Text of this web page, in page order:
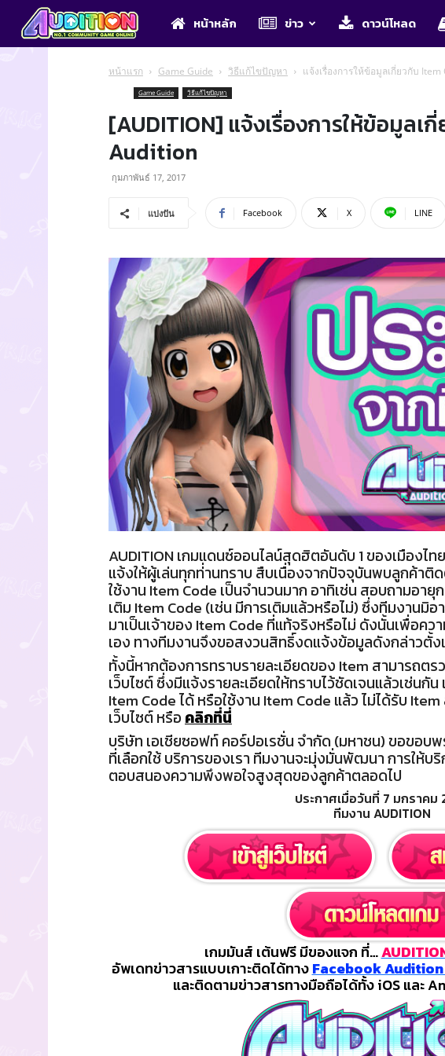
Auditionหน้าหลัก ข่าว ดาวน์โหลด
หน้าแรก Game Guide วิธีแก้ไขปัญหา แจ้งเรื่องการให้ข้อมูลเกี่ยวกับ Item
Game Guide วิธีแก้ไขปัญหา
[AUDITION] แจ้งเรื่องการให้ข้อมูลเ
Audition
กุมภาพันธ์ 17, 2017
แบ่งปัน Facebook X LINE
AUDITION เกมแดนซ์ออนไลน์สุดฮิตอันดับ 1 ของเมืองไท
แจ้งให้ผู้เล่นทุกท่่านทราบ สืบเนื่องจากปัจจุบันพบลูกค้าติ
ใช้งาน Item Code เป็นจำนวนมาก อาทิเช่น สอบถามอา
เติม Item Code (เช่น มีการเติมแล้วหรือไม่) ซึ่งทีมงานมิ
มาเป็นเจ้าของ Item Code ที่แท้จริงหรือไม่ ดังนั้นเพื่อค
เอง ทางทีมงานจึงขอสงวนสิทธิ์งดแจ้งข้อมูลดังกล่าวตั้ง
ทั้งนี้หากต้องการทราบรายละเอียดของ Item สามารถต
เว็บไซต์ ซึ่งมีแจ้งรายละเอียดให้ทราบไว้ชัดเจนแล้วเช่น
Item Code ได้ หรือใช้งาน Item Code แล้ว ไม่ได้รับ
เว็บไซต์ หรือคลิกที่นี่
บริษัท เอเชียซอฟท์ คอร์ปอเรชั่น จำกัด (มหาชน) ขอขอบ
ที่เลือกใช้ บริการของเรา ทีมงานจะมุ่งมั่นพัฒนา การให้บ
ตอบสนองความพึงพอใจสูงสุดของลูกค้าตลอดไป
ประกาศเมื่อวันที่ 7 มกราคม
ทีมงาน AUDITION
เกมมันส์ เต้นฟรี มีของแจก ที่…
อัพเดทข่าวสารแบบเกาะติดได้ทางFacebook
และติดตามข่าวสารทางมือถือได้ทั้ง iOS และ